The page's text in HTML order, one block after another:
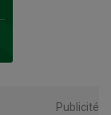
Publicité